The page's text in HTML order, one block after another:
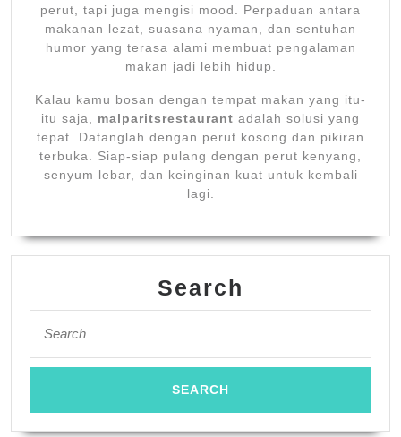
perut, tapi juga mengisi mood. Perpaduan antara
makanan lezat, suasana nyaman, dan sentuhan
humor yang terasa alami membuat pengalaman
makan jadi lebih hidup.
Kalau kamu bosan dengan tempat makan yang itu-
itu saja, malparitsrestaurant adalah solusi yang
tepat. Datanglah dengan perut kosong dan pikiran
terbuka. Siap-siap pulang dengan perut kenyang,
senyum lebar, dan keinginan kuat untuk kembali
lagi.
Search
for: